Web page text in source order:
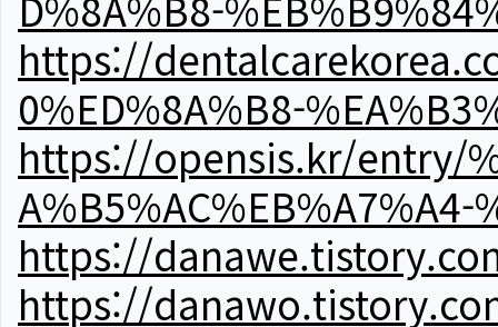
https://
0%ED%8A%B8-
https://opensis.kr/entry/
A%B5%AC%EB%A7%A4-
https://
https://